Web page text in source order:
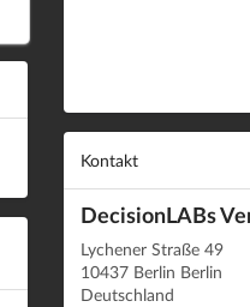
Kontakt
DecisionLABs
Lychener Straße 49
10437 Berlin Berlin
Deutschland